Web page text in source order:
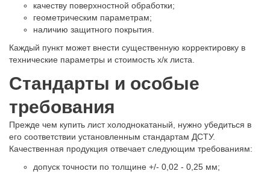
качеству поверхностной обработки;
геометрическим параметрам;
наличию защитного покрытия.
Каждый пункт может внести существенную корректировку в
технические параметры и стоимость х/к листа.
Стандарты и особые
требования
Прежде чем купить лист холоднокатаный, нужно убедиться в
его соответствии установленным стандартам ДСТУ.
Качественная продукция отвечает следующим требованиям:
допуск точности по толщине +/- 0,02 - 0,25 мм;